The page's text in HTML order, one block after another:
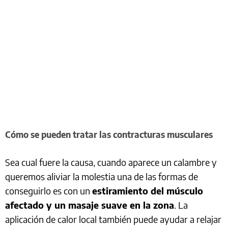
Cómo se pueden tratar las contracturas musculares
Sea cual fuere la causa, cuando aparece un calambre y
queremos aliviar la molestia una de las formas de
conseguirlo es con un estiramiento del músculo
afectado y un masaje suave en la zona. La
aplicación de calor local también puede ayudar a relajar